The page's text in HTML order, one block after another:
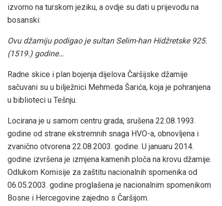
izvorno na turskom jeziku, a ovdje su dati u prijevodu na
bosanski:
Ovu džamiju podigao je sultan Selim-han Hidžretske 925.
(1519.) godine…
Radne skice i plan bojenja dijelova Čaršijske džamije
sačuvani su u bilježnici Mehmeda Šarića, koja je pohranjena
u biblioteci u Tešnju.
Locirana je u samom centru grada, srušena 22.08.1993.
godine od strane ekstremnih snaga HVO-a, obnovljena i
zvanično otvorena 22.08.2003. godine. U januaru 2014.
godine izvršena je izmjena kamenih ploča na krovu džamije.
Odlukom Komisije za zaštitu nacionalnih spomenika od
06.05.2003. godine proglašena je nacionalnim spomenikom
Bosne i Hercegovine zajedno s Čaršijom.